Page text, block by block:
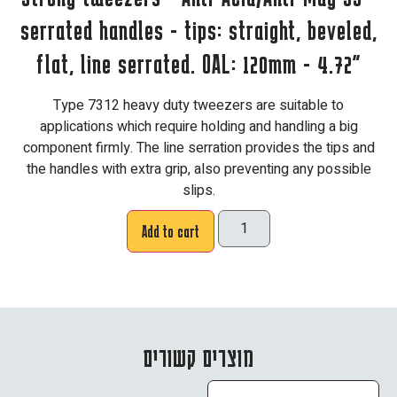
serrated handles - tips: straight, beveled,
flat, line serrated. OAL: 120mm - 4.72"
Type 7312 heavy duty tweezers are suitable to
applications which require holding and handling a big
component firmly. The line serration provides the tips and
the handles with extra grip, also preventing any possible
slips.
Add to cart
מוצרים קשורים